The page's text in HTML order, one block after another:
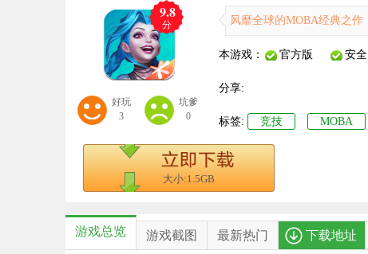
9.8
分
好玩
3
坑爹
0
风靡全球的MOBA经典之作
本游戏： 官方版 安全
分享:
标签: 竞技 MOBA
大小:1.5GB
游戏总览 游戏截图 最新热门 下载地址